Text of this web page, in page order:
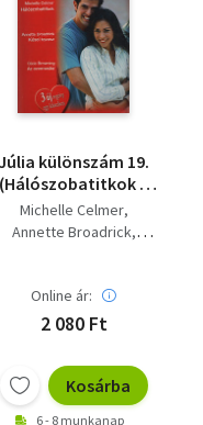
különszám 19.
(Hálószobatitkok +
Kései tavasz + Az
ezermester)
Michelle Celmer
Annette Broadrick
Online ár:
2 080 Ft
Kosárba
6 - 8 munkanap